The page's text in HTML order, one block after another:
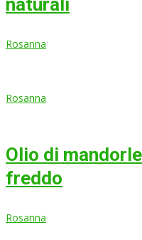
Rosanna
Rosanna
Olio di
freddo
Rosanna